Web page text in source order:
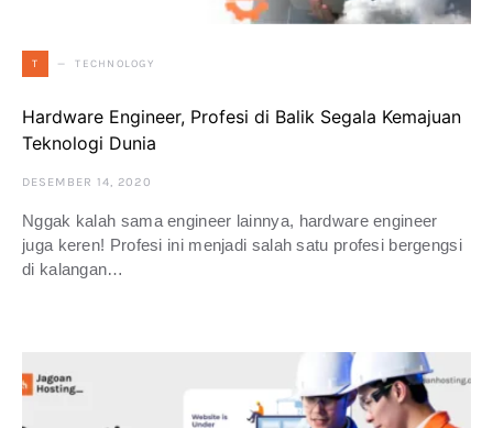
T TECHNOLOGY
Hardware Engineer, Profesi di Balik Segala Kemajuan
Teknologi Dunia
DESEMBER 14, 2020
Nggak kalah sama engineer lainnya, hardware engineer
juga keren! Profesi ini menjadi salah satu profesi bergengsi
di kalangan…